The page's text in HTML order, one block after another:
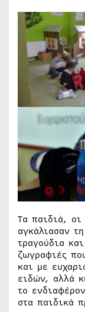
Τα παιδιά, οι
αγκάλιασαν
τραγούδια
ζωγραφιές
και με
ειδών, αλλά
το
στα παιδικά